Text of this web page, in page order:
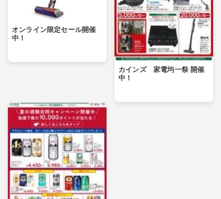
オンライン限定セール開催
中！
カインズ 家電均一祭 開催
中！